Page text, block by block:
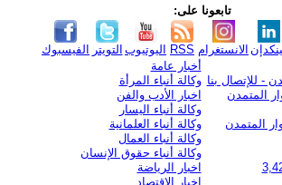
تابعونا على:
الفيسبوك التويتر اليوتيوب RSS الانستغرام
- للإتصال بنا
المتمدن
المتمدن
أخبار عامة
وكالة أنباء المرأة
اخبار الأدب والفن
وكالة أنباء اليسار
وكالة أنباء العلمانية
وكالة أنباء العمال
وكالة أنباء حقوق الإنسان
اخبار الرياضة
اخبار الاقتصاد